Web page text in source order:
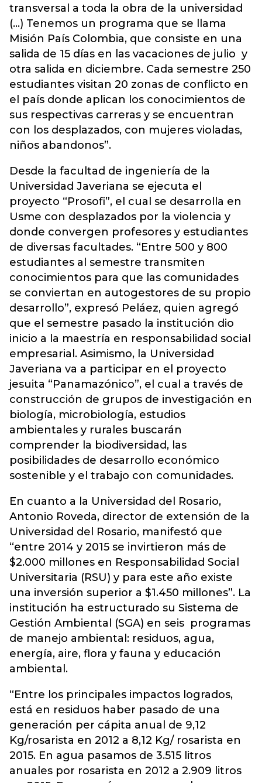
transversal a toda la obra de la universidad
(...) Tenemos un programa que se llama
Misión País Colombia, que consiste en una
salida de 15 días en las vacaciones de julio y
otra salida en diciembre. Cada semestre 250
estudiantes visitan 20 zonas de conflicto en
el país donde aplican los conocimientos de
sus respectivas carreras y se encuentran
con los desplazados, con mujeres violadas,
niños abandonos”.
Desde la facultad de ingeniería de la
Universidad Javeriana se ejecuta el
proyecto “Prosofi”, el cual se desarrolla en
Usme con desplazados por la violencia y
donde convergen profesores y estudiantes
de diversas facultades. “Entre 500 y 800
estudiantes al semestre transmiten
conocimientos para que las comunidades
se conviertan en autogestores de su propio
desarrollo”, expresó Peláez, quien agregó
que el semestre pasado la institución dio
inicio a la maestría en responsabilidad social
empresarial. Asimismo, la Universidad
Javeriana va a participar en el proyecto
jesuita “Panamazónico”, el cual a través de
construcción de grupos de investigación en
biología, microbiología, estudios
ambientales y rurales buscarán
comprender la biodiversidad, las
posibilidades de desarrollo económico
sostenible y el trabajo con comunidades.
En cuanto a la Universidad del Rosario,
Antonio Roveda, director de extensión de la
Universidad del Rosario, manifestó que
“entre 2014 y 2015 se invirtieron más de
$2.000 millones en Responsabilidad Social
Universitaria (RSU) y para este año existe
una inversión superior a $1.450 millones”. La
institución ha estructurado su Sistema de
Gestión Ambiental (SGA) en seis programas
de manejo ambiental: residuos, agua,
energía, aire, flora y fauna y educación
ambiental.
“Entre los principales impactos logrados,
está en residuos haber pasado de una
generación per cápita anual de 9,12
Kg/rosarista en 2012 a 8,12 Kg/ rosarista en
2015. En agua pasamos de 3.515 litros
anuales por rosarista en 2012 a 2.909 litros